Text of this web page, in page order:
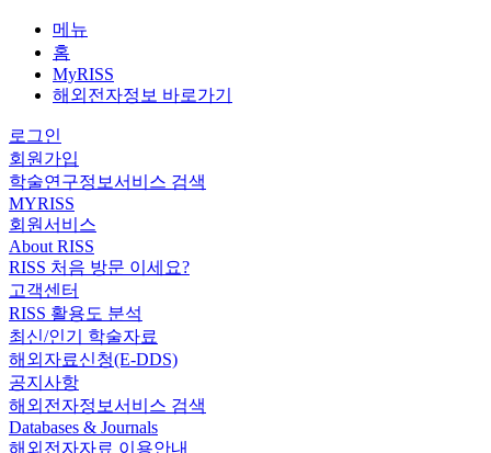
메뉴
홈
MyRISS
해외전자정보 바로가기
로그인
회원가입
학술연구정보서비스 검색
MYRISS
회원서비스
About RISS
RISS 처음 방문 이세요?
고객센터
RISS 활용도 분석
최신/인기 학술자료
해외자료신청(E-DDS)
공지사항
해외전자정보서비스 검색
Databases & Journals
해외전자자료 이용안내